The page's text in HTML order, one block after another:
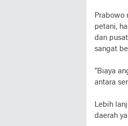
Prabowo
petani,
dan
sangat
“Biaya
antara
Lebih
daerah